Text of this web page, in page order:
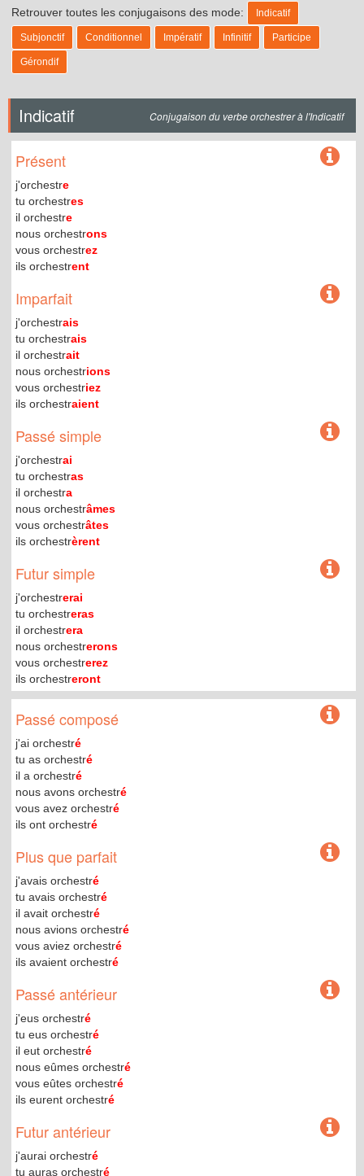
Retrouver toutes les conjugaisons des mode:
Indicatif
Subjonctif Conditionnel Impératif Infinitif Participe
Gérondif
Indicatif Conjugaison du verbe orchestrer à l'Indicatif
Présent
j'orchestre
tu orchestres
il orchestre
nous orchestrons
vous orchestrez
ils orchestrent
Imparfait
j'orchestrais
tu orchestrais
il orchestrait
nous orchestrions
vous orchestriez
ils orchestraient
Passé simple
j'orchestrai
tu orchestras
il orchestra
nous orchestrâmes
vous orchestrâtes
ils orchestrèrent
Futur simple
j'orchestrerai
tu orchestreras
il orchestrera
nous orchestrerons
vous orchestrerez
ils orchestreront
Passé composé
j'ai orchestré
tu as orchestré
il a orchestré
nous avons orchestré
vous avez orchestré
ils ont orchestré
Plus que parfait
j'avais orchestré
tu avais orchestré
il avait orchestré
nous avions orchestré
vous aviez orchestré
ils avaient orchestré
Passé antérieur
j'eus orchestré
tu eus orchestré
il eut orchestré
nous eûmes orchestré
vous eûtes orchestré
ils eurent orchestré
Futur antérieur
j'aurai orchestré
tu auras orchestré